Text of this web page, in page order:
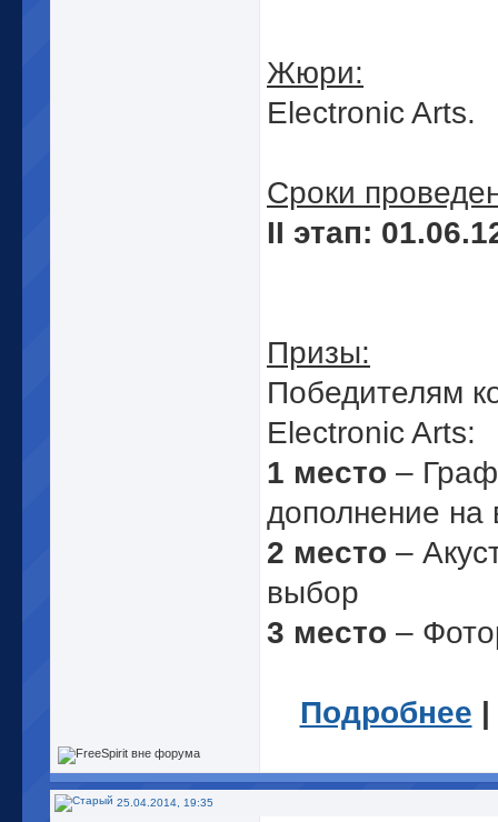
Жюри:
Electronic Arts.
Сроки
II этап:
Призы:
Победителям
Electronic Arts:
1 место –
дополнение на
2 место –
выбор
3 место –
Подробнее |
25.04.2014, 19:35